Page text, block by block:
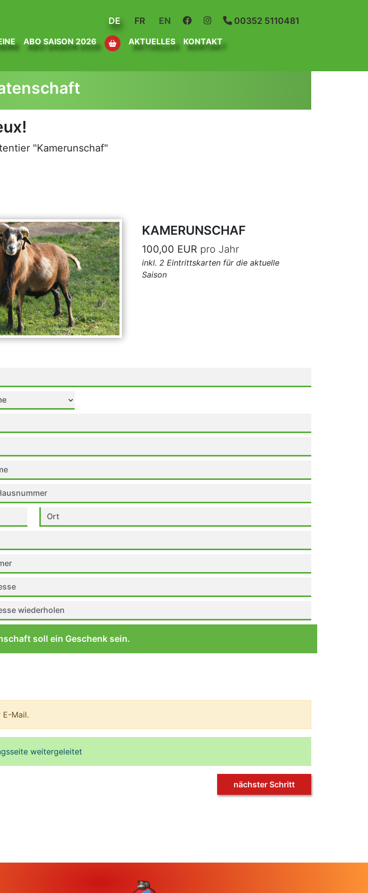
DE FR EN 00352 5110481
ABO SAISON 2026 AKTUELLES KONTAKT
"Kamerunschaf"
KAMERUNSCHAF
100,00 EUR pro Jahr
inkl. 2 Eintrittskarten für die aktuelle
Saison
soll ein Geschenk sein.
E-Mail.
weitergeleitet
nächster Schritt